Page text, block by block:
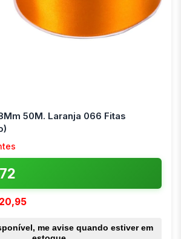
50M. Laranja 066 Fitas
me avise quando estiver em